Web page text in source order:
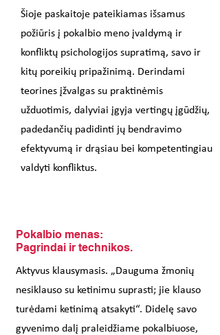
Šioje paskaitoje pateikiamas išsamus
požiūris į pokalbio meno įvaldymą ir
konfliktų psichologijos supratimą, savo ir
kitų poreikių pripažinimą. Derindami
teorines įžvalgas su praktinėmis
užduotimis, dalyviai įgyja vertingų įgūdžių,
padedančių padidinti jų bendravimo
efektyvumą ir drąsiau bei kompetentingiau
valdyti konfliktus.
Pokalbio menas:
Pagrindai ir technikos.
Aktyvus klausymasis. „Dauguma žmonių
nesiklauso su ketinimu suprasti; jie klauso
turėdami ketinimą atsakyti“. Didelę savo
gyvenimo dalį praleidžiame pokalbiuose,